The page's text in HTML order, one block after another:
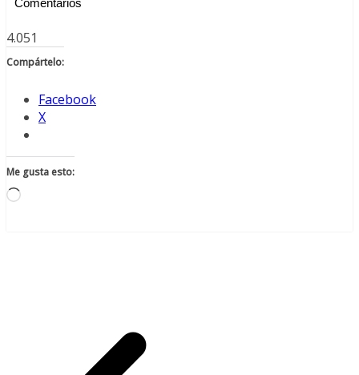
4.051
Compártelo:
Facebook
X
Me gusta esto:
Cargando...